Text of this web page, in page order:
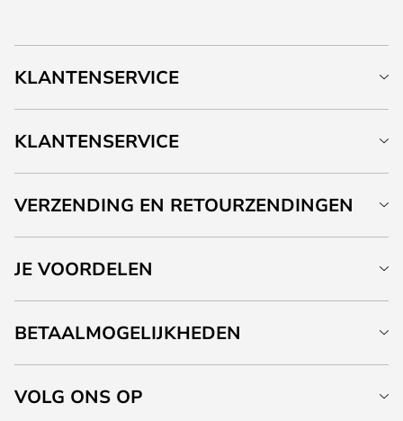
KLANTENSERVICE
KLANTENSERVICE
VERZENDING EN RETOURZENDINGEN
JE VOORDELEN
BETAALMOGELIJKHEDEN
VOLG ONS OP